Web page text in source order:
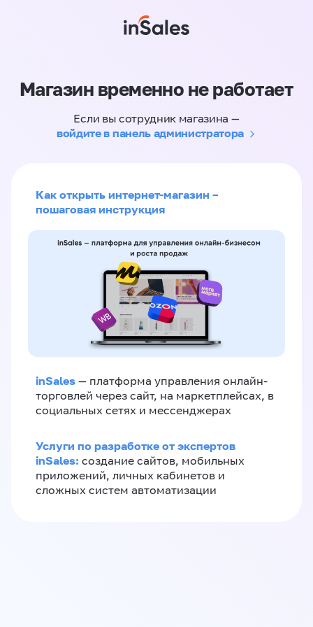
Магазин временно не работает
Если вы сотрудник магазина —
войдите в панель администратора
Как открыть интернет-магазин –
пошаговая инструкция
inSales — платформа управления онлайн-
торговлей через сайт, на маркетплейсах, в
социальных сетях и мессенджерах
Услуги по разработке от экспертов
inSales: создание сайтов, мобильных
приложений, личных кабинетов и
сложных систем автоматизации